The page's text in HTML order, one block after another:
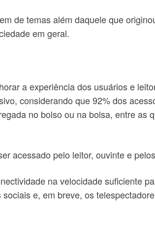
de temas além daquele que
em geral.
a experiência dos usuários e
considerando que 92% dos
no bolso ou na bolsa, entre as
acessado pelo leitor, ouvinte e
na velocidade suficiente
e, em breve, os